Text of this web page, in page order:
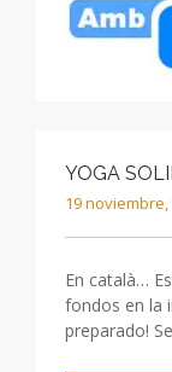
YOGA
19 noviembre,
En català…
fondos en la
preparado!